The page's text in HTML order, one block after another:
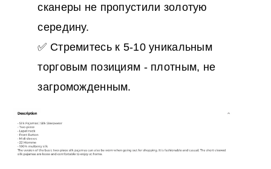
сканеры не пропустили золотую
середину.
✅ Стремитесь к 5-10 уникальным
торговым позициям - плотным, не
загроможденным.